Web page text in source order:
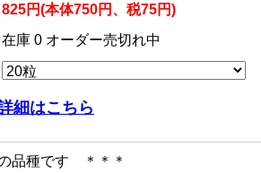
825円(本体750円、税75円)
在庫 0 オーダー売切れ中
細はこちら
品種です ＊＊＊